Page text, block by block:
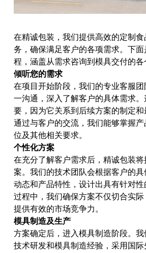
在精诚包装，我们提供高效的定制
务，确保满足客户的各项需求。下
程，涵盖从需求咨询到模具交付的各
倾听您的需求
在项目开始阶段，我们的专业客服
一沟通，深入了解客户的具体需求
要，因为它关系到后续方案的制定和
通过与客户的交流，我们能够掌握
位及其他相关要求。
个性化方案
在充分了解客户需求后，精诚包装
案。我们的技术团队会根据客户的
动态和产品特性，设计出具有针对
过程中，我们确保方案不仅切合实
提供有效的市场竞争力。
模具制造及生产
方案确定后，进入模具制造阶段。
技术研发和模具制造经验，采用国